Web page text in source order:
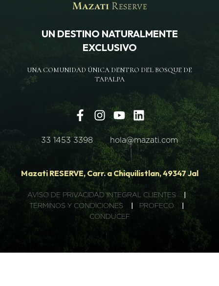
UN DESTINO NATURALMENTE
EXCLUSIVO
UNA COMUNIDAD ÚNICA DENTRO DEL BOSQUE DE
TAPALPA
33 1453 3398 hola@mazati.com
Mazati RESERVE, Carr. a Chiquilistlan, 49347 Jal
AVISO DE PRIVACIDAD INTEGRAL CLIENTES |
TÉRMINOS Y CONDICIONES
PROFECO
CONDUCEF